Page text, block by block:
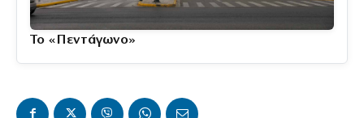
Το «Πεντάγωνο»